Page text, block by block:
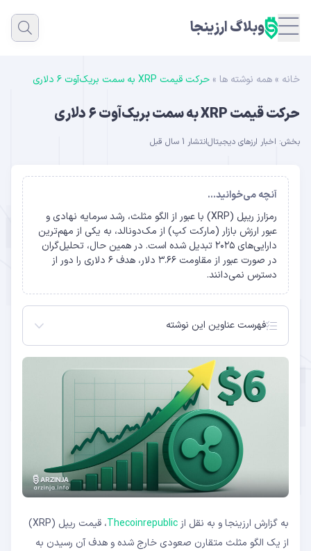
وبلاگ ارزینجا
خانه » همه نوشته ها » حرکت قیمت XRP به سمت بریک‌آوت ۶ دلاری
حرکت قیمت XRP به سمت بریک‌آوت ۶ دلاری
بخش: اخبار ارزهای دیجیتالانتشار 1 سال قبل
آنچه می‌خوانید...
رمزارز ریپل (XRP) با عبور از الگو مثلث، رشد سرمایه‌ نهادی و
عبور ارزش بازار (مارکت کپ) از مک‌دونالد، به یکی از مهم‌ترین
دارایی‌های ۲۰۲۵ تبدیل شده است. در همین حال، تحلیل‌گران
در صورت عبور از مقاومت ۳.۶۶ دلار، هدف ۶ دلاری را دور از
دسترس نمی‌دانند.
فهرست عناوین این نوشته
افزایش حجم معاملات و ادامه روند صعودی
پیشی گرفتن ارزش بازار XRP از مک‌دونالد
ورود سرمایه نهادی و داده‌های فیوچرز
به گزارش ارزینجا و به نقل از Thecoinrepublic
، قیمت ریپل (XRP)
از یک الگو مثلث متقارن صعودی خارج شده و هدف آن رسیدن به